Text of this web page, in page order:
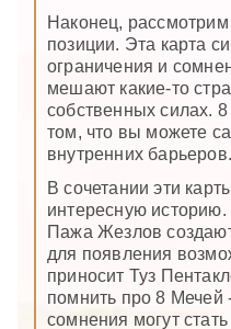
Наконец,
позиции. Эта карта
ограничения и
мешают какие-то
собственных силах.
том, что вы можете
внутренних барьеров.
В сочетании эти
интересную историю.
Пажа Жезлов
для появления
приносит Туз
помнить про 8 Мечей
сомнения могут